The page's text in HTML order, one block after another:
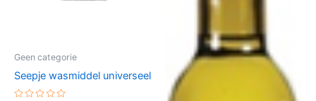
Geen categorie
Seepje wasmiddel universeel